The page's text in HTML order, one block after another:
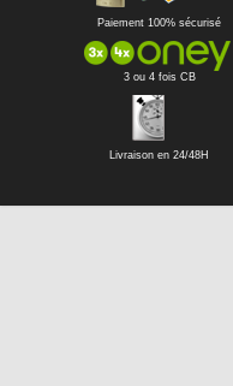
Paiement 100% sécurisé
3 ou 4 fois CB
Livraison en 24/48H